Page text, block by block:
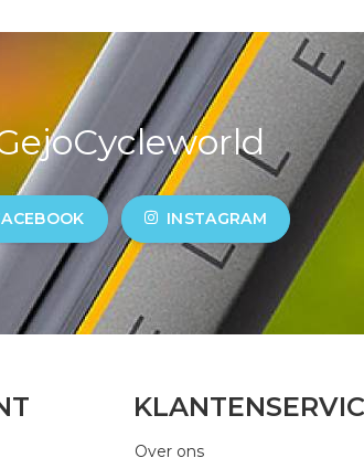
INSTAGRAM
Over ons